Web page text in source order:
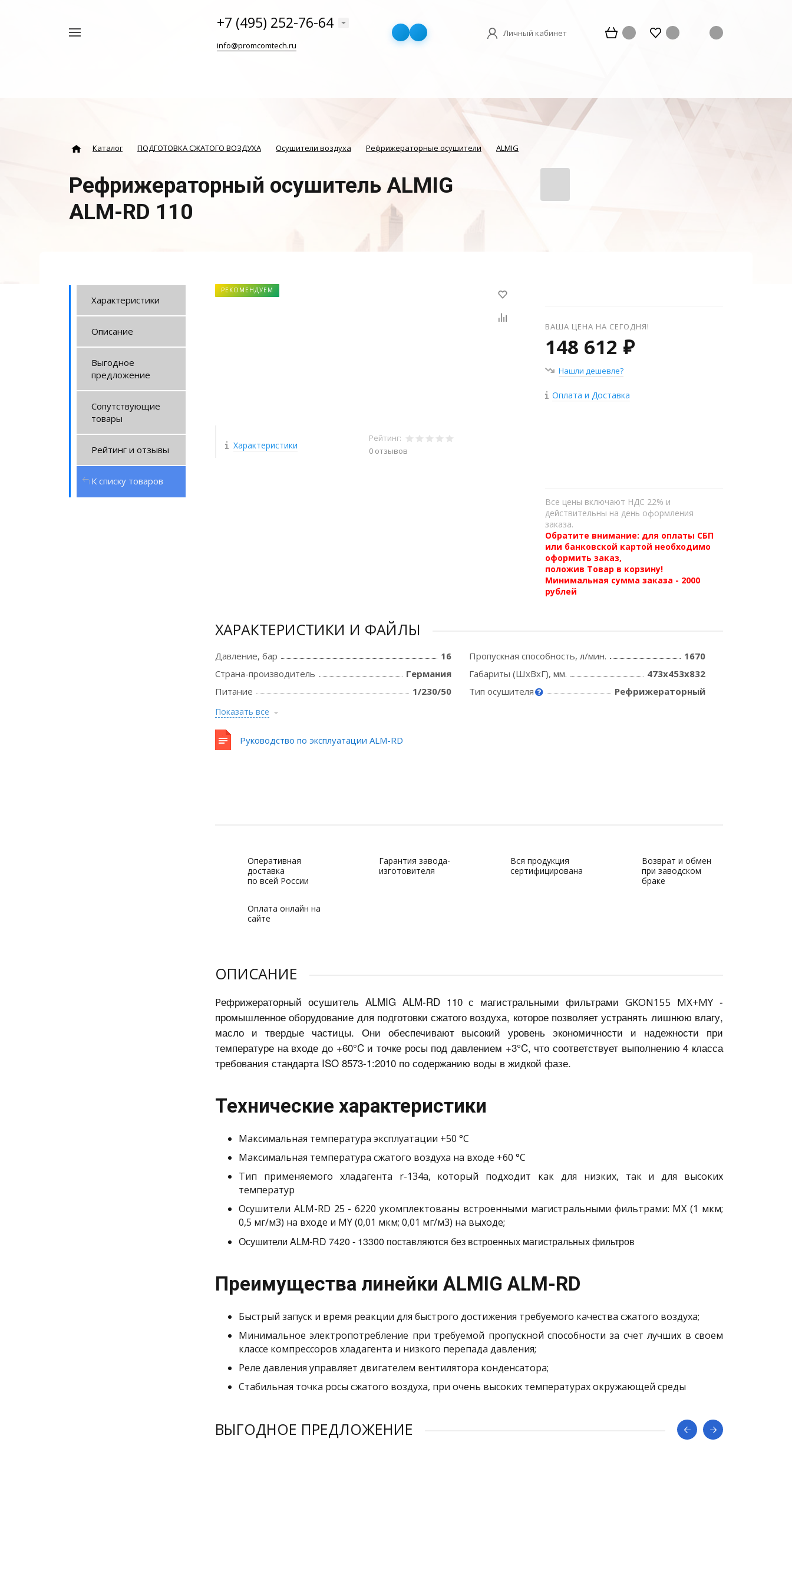
+7 (495) 252-76-64
info@promcomtech.ru
Личный кабинет
Каталог ПОДГОТОВКА СЖАТОГО ВОЗДУХА Осушители воздуха Рефрижераторные осушители ALMIG
Рефрижераторный осушитель ALMIG
ALM-RD 110
Характеристики
Описание
Выгодное
предложение
Сопутствующие
товары
Рейтинг и отзывы
К списку товаров
РЕКОМЕНДУЕМ
Характеристики
Рейтинг:
0 отзывов
ВАША ЦЕНА НА СЕГОДНЯ!
148 612 ₽
Нашли дешевле?
Оплата и Доставка
Все цены включают НДС 22% и
действительны на день оформления
заказа.
Обратите внимание: для оплаты СБП
или банковской картой необходимо
оформить заказ,
положив Товар в корзину!
Минимальная сумма заказа - 2000
рублей
ХАРАКТЕРИСТИКИ И ФАЙЛЫ
Давление, бар 16 Пропускная способность, л/мин.
1670
Страна-производитель
Германия Габариты (ШхВхГ), мм.
473х453х832
Питание
1/230/50 Тип осушителя Рефрижераторный
Показать все
Руководство по эксплуатации ALM-RD
Оперативная
доставка
по всей России
Гарантия завода-
изготовителя
Вся продукция
сертифицирована
Возврат и обмен
при заводском
браке
Оплата онлайн на
сайте
ОПИСАНИЕ
Рефрижераторный осушитель ALMIG ALM-RD 110 с магистральными фильтрамиGKON155 MX+MY -
промышленное оборудование для подготовки сжатого воздуха, которое позволяет устранять лишнюю влагу,
масло и твердые частицы. Они обеспечивают высокий уровень экономичности и надежности при
температуре на входе до +60°C и точке росы под давлением +3°C, что соответствует выполнению 4 класса
требования стандарта ISO 8573-1:2010 по содержанию воды в жидкой фазе.
Технические характеристики
Максимальная температура эксплуатации +50 °С
Максимальная температура сжатого воздуха на входе +60 °С
Тип применяемого хладагента r-134a, который подходит как для низких, так и для высоких
температур
Осушители ALM-RD 25 - 6220 укомплектованы встроенными магистральными фильтрами: MX (1 мкм;
0,5 мг/м3) на входе и MY (0,01 мкм; 0,01 мг/м3) на выходе;
Осушители ALM-RD 7420 - 13300 поставляются без встроенных магистральных фильтров
Преимущества линейки ALMIG ALM-RD
Быстрый запуск и время реакции для быстрого достижения требуемого качества сжатого воздуха;
Минимальное электропотребление при требуемой пропускной способности за счет лучших в своем
классе компрессоров хладагента и низкого перепада давления;
Реле давления управляет двигателем вентилятора конденсатора;
Стабильная точка росы сжатого воздуха, при очень высоких температурах окружающей среды
ВЫГОДНОЕ ПРЕДЛОЖЕНИЕ